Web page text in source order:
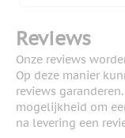
Reviews
Onze reviews
Op deze manier
reviews
mogelijkheid om
na levering een